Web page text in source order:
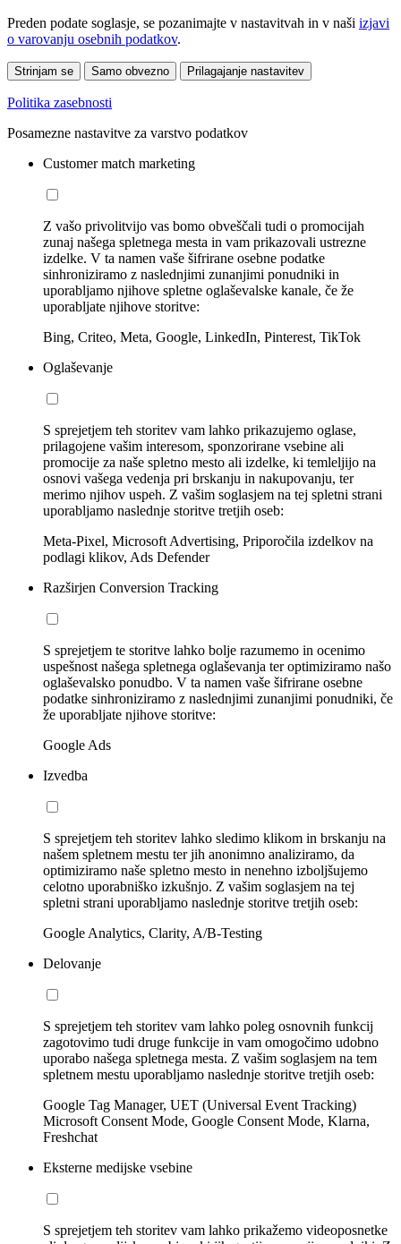
Preden podate soglasje, se pozanimajte v nastavitvah in v naši izjavi
o varovanju osebnih podatkov.
Strinjam se Samo obvezno Prilagajanje nastavitev
Politika zasebnosti
Posamezne nastavitve za varstvo podatkov
Customer match marketing
Z vašo privolitvijo vas bomo obveščali tudi o promocijah
zunaj našega spletnega mesta in vam prikazovali ustrezne
izdelke. V ta namen vaše šifrirane osebne podatke
sinhroniziramo z naslednjimi zunanjimi ponudniki in
uporabljamo njihove spletne oglaševalske kanale, če že
uporabljate njihove storitve:
Bing, Criteo, Meta, Google, LinkedIn, Pinterest, TikTok
Oglaševanje
S sprejetjem teh storitev vam lahko prikazujemo oglase,
prilagojene vašim interesom, sponzorirane vsebine ali
promocije za naše spletno mesto ali izdelke, ki temleljijo na
osnovi vašega vedenja pri brskanju in nakupovanju, ter
merimo njihov uspeh. Z vašim soglasjem na tej spletni strani
uporabljamo naslednje storitve tretjih oseb:
Meta-Pixel, Microsoft Advertising, Priporočila izdelkov na
podlagi klikov, Ads Defender
Razširjen Conversion Tracking
S sprejetjem te storitve lahko bolje razumemo in ocenimo
uspešnost našega spletnega oglaševanja ter optimiziramo našo
oglaševalsko ponudbo. V ta namen vaše šifrirane osebne
podatke sinhroniziramo z naslednjimi zunanjimi ponudniki, če
že uporabljate njihove storitve:
Google Ads
Izvedba
S sprejetjem teh storitev lahko sledimo klikom in brskanju na
našem spletnem mestu ter jih anonimno analiziramo, da
optimiziramo naše spletno mesto in nenehno izboljšujemo
celotno uporabniško izkušnjo. Z vašim soglasjem na tej
spletni strani uporabljamo naslednje storitve tretjih oseb:
Google Analytics, Clarity, A/B-Testing
Delovanje
S sprejetjem teh storitev vam lahko poleg osnovnih funkcij
zagotovimo tudi druge funkcije in vam omogočimo udobno
uporabo našega spletnega mesta. Z vašim soglasjem na tem
spletnem mestu uporabljamo naslednje storitve tretjih oseb:
Google Tag Manager, UET (Universal Event Tracking)
Microsoft Consent Mode, Google Consent Mode, Klarna,
Freshchat
Eksterne medijske vsebine
S sprejetjem teh storitev vam lahko prikažemo videoposnetke